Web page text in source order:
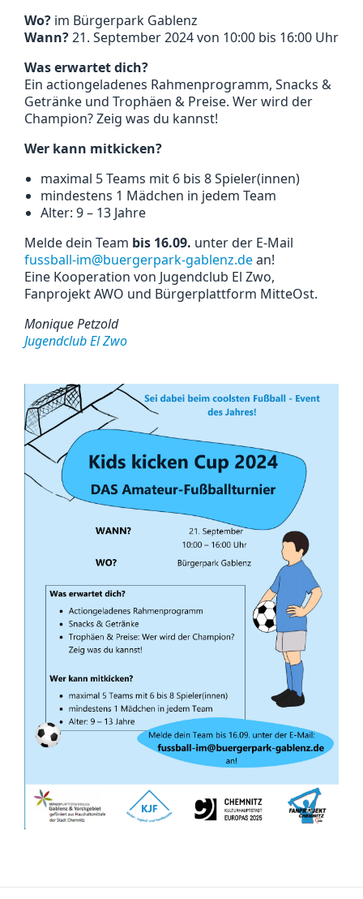
Wo? im Bürgerpark Gablenz
Wann?21. September 2024 von 10:00 bis 16:00 Uhr
Was erwartet dich?
Ein actiongeladenes Rahmenprogramm, Snacks &
Getränke und Trophäen & Preise. Wer wird der
Champion? Zeig was du kannst!
Wer kann mitkicken?
maximal 5 Teams mit 6 bis 8 Spieler(innen)
mindestens 1 Mädchen in jedem Team
Alter: 9 – 13 Jahre
Melde dein Team bis 16.09. unter der E-Mail
fussball-im@buergerpark-gablenz.dean!
Eine Kooperation von Jugendclub El Zwo,
Fanprojekt AWO und Bürgerplattform MitteOst.
Monique Petzold
Jugendclub El Zwo